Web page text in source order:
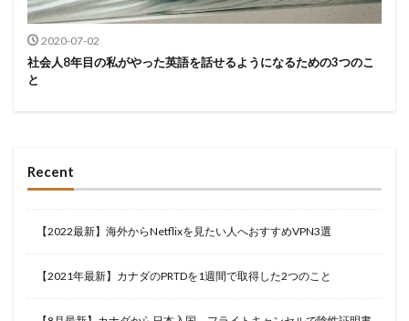
2020-07-02
社会人8年目の私がやった英語を話せるようになるための3つのこ
と
Recent
【2022最新】海外からNetflixを見たい人へおすすめVPN3選
【2021年最新】カナダのPRTDを1週間で取得した2つのこと